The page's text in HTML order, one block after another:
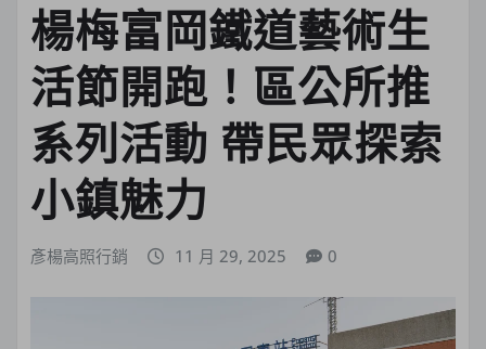
楊梅富岡鐵道藝術生
活節開跑！區公所推
系列活動 帶民眾探索
小鎮魅力
彥楊高照行銷 11 月 29, 2025 0